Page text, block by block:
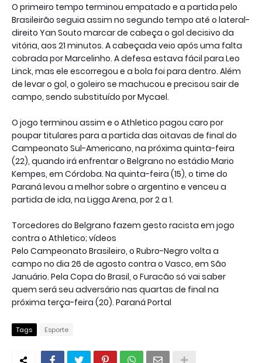
O primeiro tempo terminou empatado e a partida pelo
Brasileirão seguia assim no segundo tempo até o lateral-
direito Yan Souto marcar de cabeça o gol decisivo da
vitória, aos 21 minutos. A cabeçada veio após uma falta
cobrada por Marcelinho. A defesa estava fácil para Leo
Linck, mas ele escorregou e a bola foi para dentro. Além
de levar o gol, o goleiro se machucou e precisou sair de
campo, sendo substituído por Mycael.
O jogo terminou assim e o Athletico pagou caro por
poupar titulares para a partida das oitavas de final do
Campeonato Sul-Americano, na próxima quinta-feira
(22), quando irá enfrentar o Belgrano no estádio Mario
Kempes, em Córdoba. Na quinta-feira (15), o time do
Paraná levou a melhor sobre o argentino e venceu a
partida de ida, na Ligga Arena, por 2 a 1.
Torcedores do Belgrano fazem gesto racista em jogo
contra o Athletico; vídeos
Pelo Campeonato Brasileiro, o Rubro-Negro volta a
campo no dia 26 de agosto contra o Vasco, em São
Januário. Pela Copa do Brasil, o Furacão só vai saber
quem será seu adversário nas quartas de final na
próxima terça-feira (20). Paraná Portal
Tags Esporte